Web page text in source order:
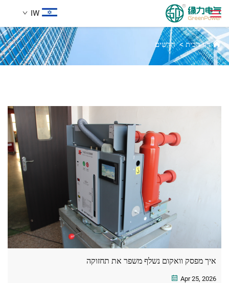
IW
מוצרים
לְהִתְחַבֵּר אֵלֵינוּ
חדשות
דף הבית>חֲדָשִים
איך מפסק וואקום נשלף משפר את תחזוקה
Apr 25, 2026